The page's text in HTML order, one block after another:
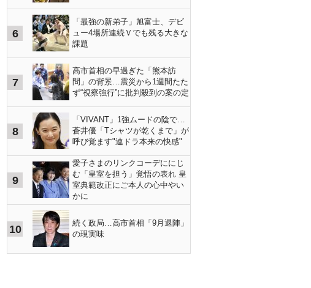
6
「最強の新弟子」旭富士、デビ
ュー4場所連続Ｖでも残る大きな
課題
7
高市首相の早過ぎた「熊本訪
問」の背景…震災から1週間たた
ず“視察強行”に批判殺到の案の定
8
「VIVANT」1強ムードの陰で…
蒼井優「Tシャツが乾くまで」が
呼び覚ます"連ドラ本来の快感"
9
愛子さまのリンクコーデににじ
む「皇室を担う」覚悟の表れ 皇
室典範改正にご本人の心中やい
かに
10
続く政局…高市首相「9月退陣」
の現実味